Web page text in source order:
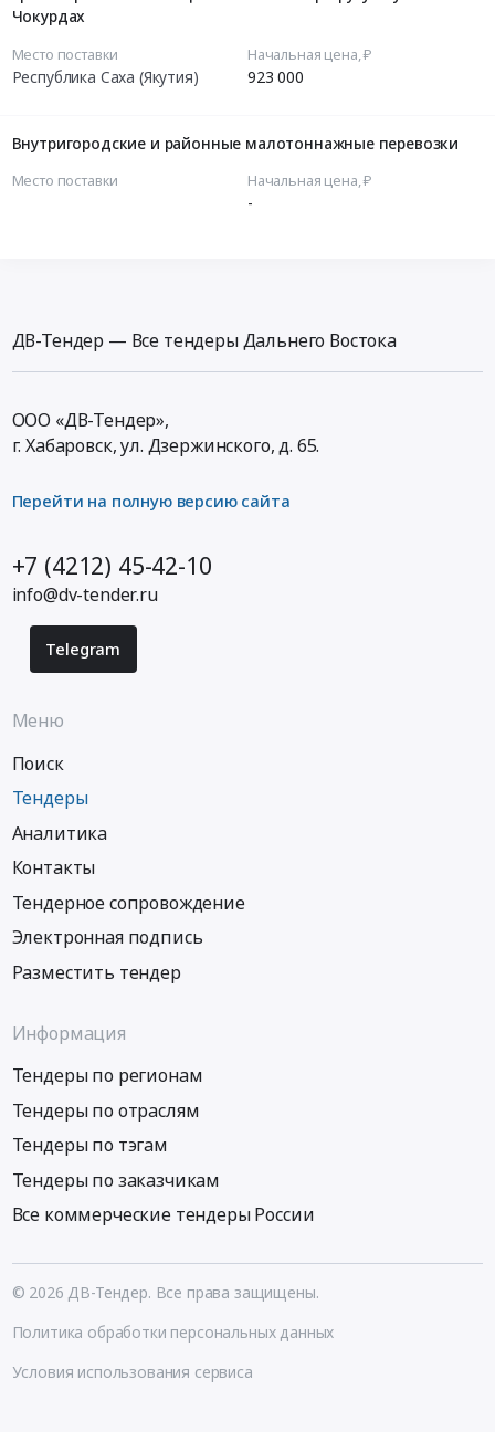
Чокурдах
Место поставки
Республика Саха (Якутия)
Начальная цена, ₽
923 000
Внутригородские и районные малотоннажные перевозки
Место поставки Начальная цена, ₽
-
ДВ-Тендер — Все тендеры Дальнего Востока
ООО «ДВ-Тендер»,
г. Хабаровск,ул. Дзержинского, д. 65.
Перейти на полную версию сайта
+7 (4212) 45-42-10
info@dv-tender.ru
Telegram
Меню
Поиск
Тендеры
Аналитика
Контакты
Тендерное сопровождение
Электронная подпись
Разместить тендер
Информация
Тендеры по регионам
Тендеры по отраслям
Тендеры по тэгам
Тендеры по заказчикам
Все коммерческие тендеры России
© 2026 ДВ-Тендер. Все права защищены.
Политика обработки персональных данных
Условия использования сервиса